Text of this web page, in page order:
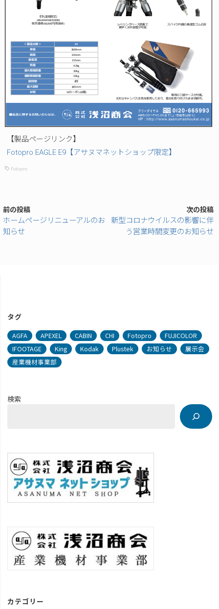
【製品ページリンク】
Fotopro EAGLE E9【アサヌマネットショップ限定】
Fotopro
前の投稿
ホームページリニューアルのお
知らせ
次の投稿
新型コロナウイルスの影響に伴
う営業時間変更のお知らせ
タグ
AGFA APEXEL CABIN CHI Fotopro
FUJICOLOR
IFOOTAGE
King Kodak Plustek お知らせ
展示会
産業機材事業部
検索
カテゴリー